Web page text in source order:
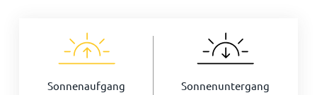
Sonnenaufgang Sonnenuntergang